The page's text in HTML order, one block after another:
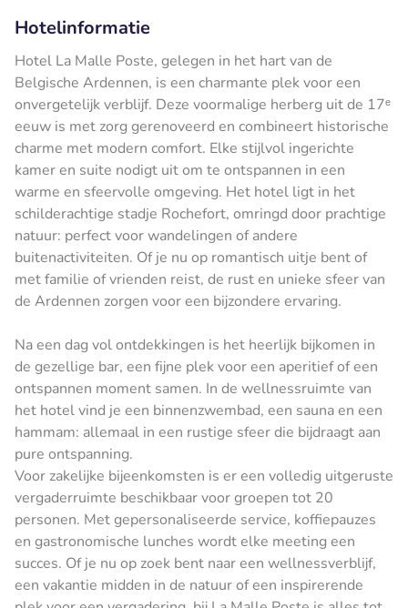
Hotelinformatie
Hotel La Malle Poste, gelegen in het hart van de
Belgische Ardennen, is een charmante plek voor een
onvergetelijk verblijf. Deze voormalige herberg uit de 17ᵉ
eeuw is met zorg gerenoveerd en combineert historische
charme met modern comfort. Elke stijlvol ingerichte
kamer en suite nodigt uit om te ontspannen in een
warme en sfeervolle omgeving. Het hotel ligt in het
schilderachtige stadje Rochefort, omringd door prachtige
natuur: perfect voor wandelingen of andere
buitenactiviteiten. Of je nu op romantisch uitje bent of
met familie of vrienden reist, de rust en unieke sfeer van
de Ardennen zorgen voor een bijzondere ervaring.
Na een dag vol ontdekkingen is het heerlijk bijkomen in
de gezellige bar, een fijne plek voor een aperitief of een
ontspannen moment samen. In de wellnessruimte van
het hotel vind je een binnenzwembad, een sauna en een
hammam: allemaal in een rustige sfeer die bijdraagt aan
pure ontspanning.
Voor zakelijke bijeenkomsten is er een volledig uitgeruste
vergaderruimte beschikbaar voor groepen tot 20
personen. Met gepersonaliseerde service, koffiepauzes
en gastronomische lunches wordt elke meeting een
succes. Of je nu op zoek bent naar een wellnessverblijf,
een vakantie midden in de natuur of een inspirerende